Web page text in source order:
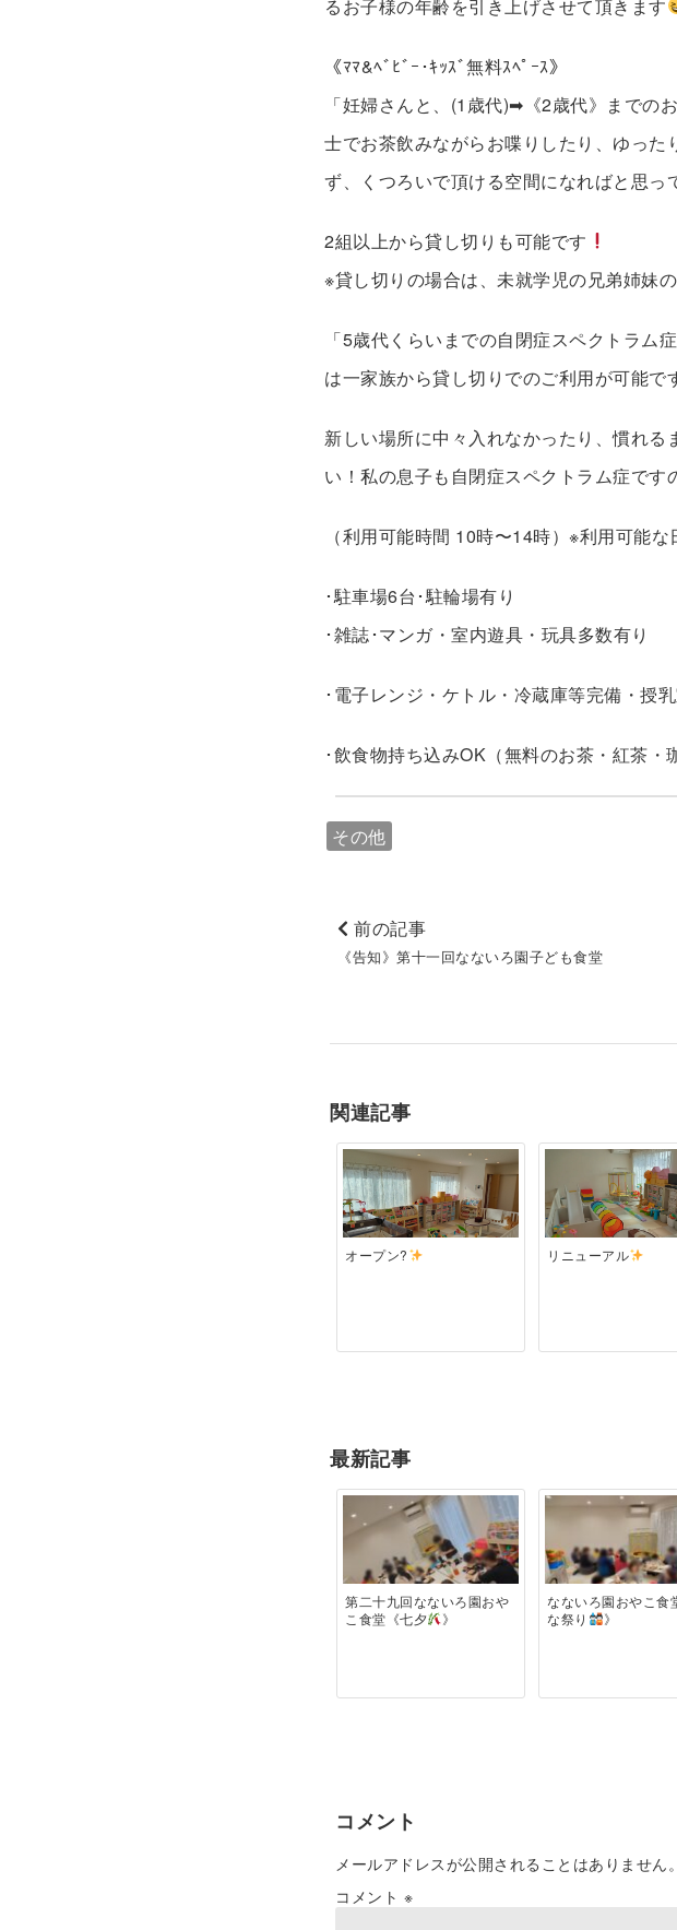
るお子様の年齢を引き上げさせて頂きます
《ﾏﾏ&ﾍﾞﾋﾞｰ･ｷｯｽﾞ無料ｽﾍﾟｰｽ》
「妊婦さんと、(1歳代)➡《2歳代》までの
士でお茶飲みながらお喋りしたり、ゆっ
ず、くつろいで頂ける空間になればと思っ
2組以上から貸し切りも可能です
※貸し切りの場合は、未就学児の兄弟姉妹
「5歳代くらいまでの自閉症スペクトラム
は一家族から貸し切りでのご利用が可能で
新しい場所に中々入れなかったり、慣れ
い！私の息子も自閉症スペクトラム症です
（利用可能時間 10時〜14時）※利用可能
･駐車場6台･駐輪場有り
･雑誌･マンガ・室内遊具・玩具多数有り
･電子レンジ・ケトル・冷蔵庫等完備・授
･飲食物持ち込みOK（無料のお茶・紅茶・
その他
前の記事
《告知》第十一回なないろ園子ども食堂
関連記事
オープン? リニューアル
最新記事
第二十九回なないろ園おや
こ食堂《七夕
》
なないろ園おやこ食
な祭り
》
コメント
メールアドレスが公開されることはありません。
コメント ※